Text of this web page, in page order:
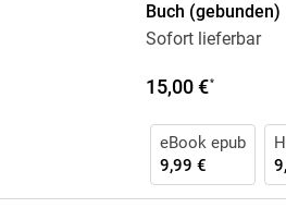
Buch (gebunden)
Sofort lieferbar
15,00 €*
eBook epub
9,99 €